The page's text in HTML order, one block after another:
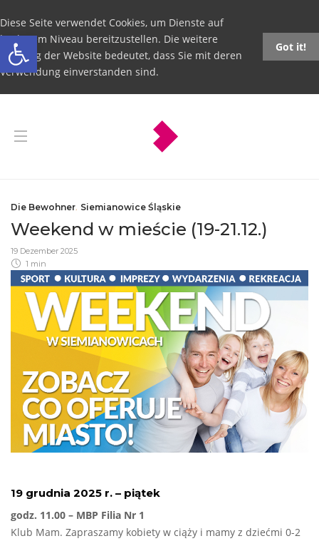
Open toolbar
Diese Seite verwendet Cookies, um Dienste auf
höchstem Niveau bereitzustellen. Die weitere
Nutzung der Website bedeutet, dass Sie mit deren
Verwendung einverstanden sind.
Got it!
Die Bewohner, Siemianowice Śląskie
Weekend w mieście (19-21.12.)
19 Dezember 2025
1 min
19 grudnia 2025 r. – piątek
godz. 11.00 – MBP Filia Nr 1
Klub Mam. Zapraszamy kobiety w ciąży i mamy z dziećmi 0-2